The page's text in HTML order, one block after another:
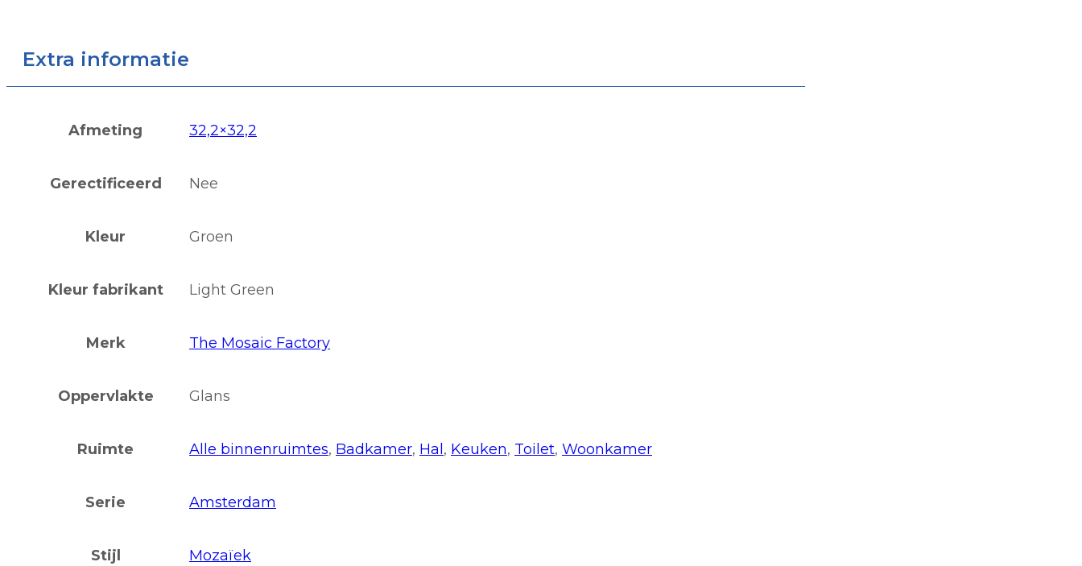
Extra informatie
Afmeting 32,2×32,2
Gerectificeerd Nee
Kleur Groen
Kleur fabrikant Light Green
Merk The Mosaic Factory
Oppervlakte Glans
Ruimte Alle binnenruimtes, Badkamer, Hal , Keuken, Toilet, Woonkamer
Serie Amsterdam
Stijl Mozaïek